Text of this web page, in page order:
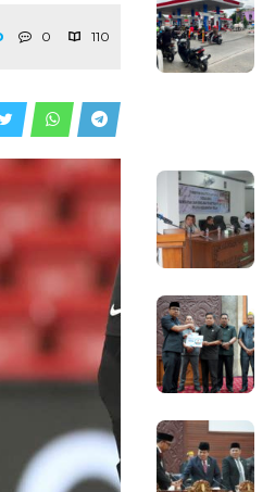
0 110